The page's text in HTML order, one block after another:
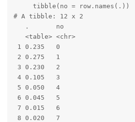
     tibble(no = row.names(.))
# A tibble: 12 x 2
   .       no
   <table> <chr>
1 0.235   0
2 0.275   1
3 0.230   2
4 0.105   3
5 0.050   4
6 0.045   5
7 0.015   6
8 0.020   7